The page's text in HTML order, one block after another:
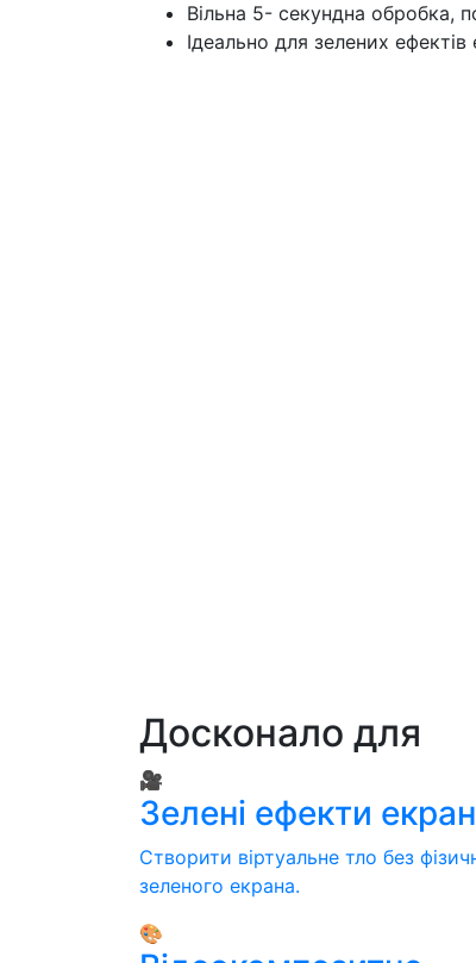
Вільна 5- секундна обробка,
Ідеально для зелених ефектів
Досконало для
🎥
Зелені ефекти
Створити віртуальне тло без
зеленого екрана.
🎨